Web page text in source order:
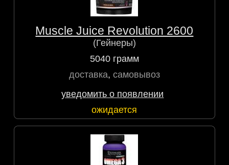
Muscle Juice Revolution 2600
(Гейнеры)
5040 грамм
доставка, самовывоз
уведомить о появлении
ожидается